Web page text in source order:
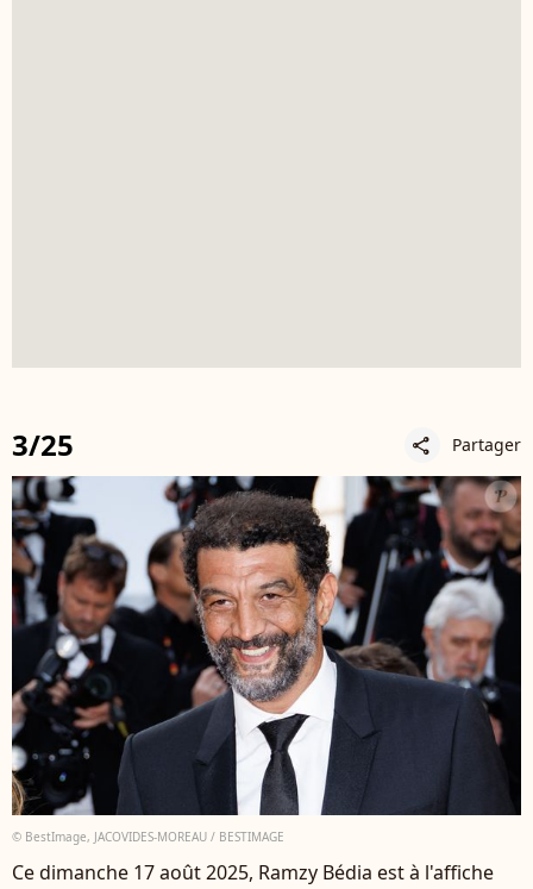
3/25 share Partager
© BestImage, JACOVIDES-MOREAU / BESTIMAGE
Ce dimanche 17 août 2025, Ramzy Bédia est à l'affiche